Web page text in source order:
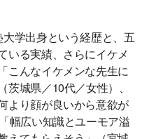
学出身という経歴と、五
いる実績、さらにイケメ
こんなイケメンな先生に
城県／10代／女性）、
より顔が良いから意欲が
幅広い知識とユーモア溢